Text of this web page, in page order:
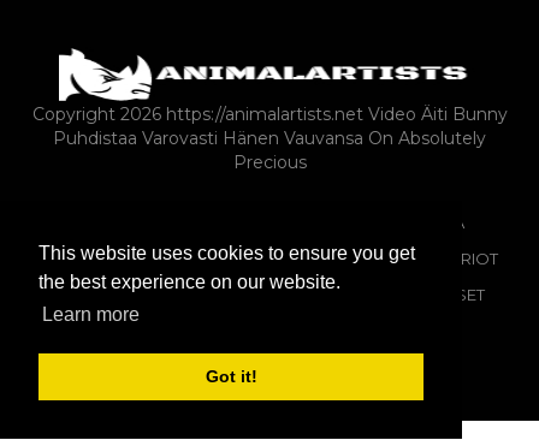
This website uses cookies to ensure you get
the best experience on our website.
Learn more
Got it!
Copyright 2026 https://animalartists.net Video Äiti Bunny
Puhdistaa Varovasti Hänen Vauvansa On Absolutely
Precious
ARTIKLA
MATELIJAT JA SAMMAKKOELÄIMET
KALAT JA AKVAARIOT
LINNUT
MAATILA-ANIMALS-AS-LEMPEÄT
HEVOSET